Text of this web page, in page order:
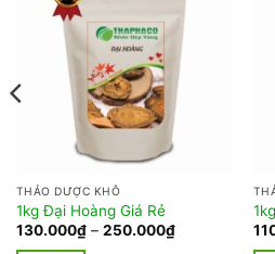
THẢO DƯỢC KHÔ
1kg Đại Hoàng Giá Rẻ
130.000₫ – 250.000₫Khoảng
giá: